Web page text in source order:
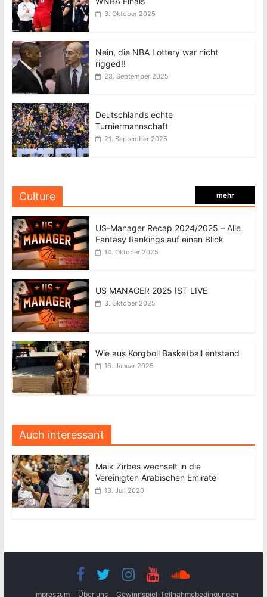
3. Oktober 2025
Nein, die NBA Lottery war nicht
rigged!!
23. September 2025
Deutschlands echte
Turniermannschaft
21. September 2025
Culture mehr
US-Manager Recap 2024/2025 – Alle
Fantasy Rankings auf einen Blick
14. Oktober 2025
US MANAGER 2025 IST LIVE
3. Oktober 2025
Wie aus Korgboll Basketball entstand
16. Januar 2025
Auch interessant
Maik Zirbes wechselt in die
Vereinigten Arabischen Emirate
13. Juli 2020
Impressum Über uns Gewinnspiel-Teilnahmebedingungen